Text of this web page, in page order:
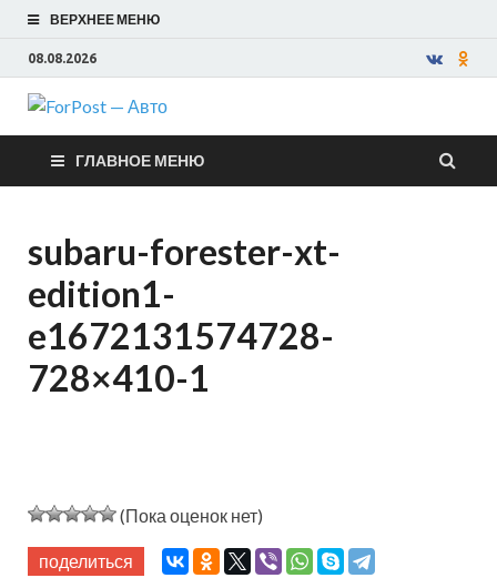
ВЕРХНЕЕ МЕНЮ
08.08.2026
ForPost —
Авто
ГЛАВНОЕ МЕНЮ
subaru-forester-xt-
edition1-
e1672131574728-
728×410-1
(Пока оценок нет)
поделиться